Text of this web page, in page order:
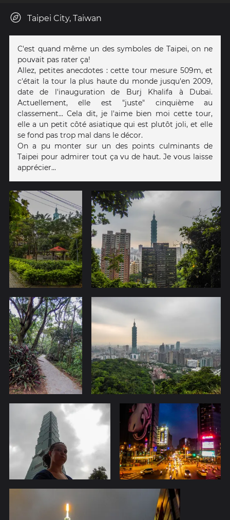
Taipei City, Taiwan
C'est quand même un des symboles de Taipei, on ne
pouvait pas rater ça!
Allez, petites anecdotes : cette tour mesure 509m, et
c'était la tour la plus haute du monde jusqu'en 2009,
date de l'inauguration de Burj Khalifa à Dubaï.
Actuellement, elle est "juste" cinquième au
classement... Cela dit, je l'aime bien moi cette tour,
elle a un petit côté asiatique qui est plutôt joli, et elle
se fond pas trop mal dans le décor.
On a pu monter sur un des points culminants de
Taipei pour admirer tout ça vu de haut. Je vous laisse
apprécier...